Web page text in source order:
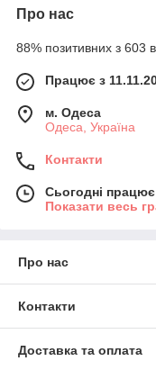
Про нас
88% позитивних з 603
Працює з
м. Одеса
Одеса, Україна
Контакти
Сьогодні
Показати весь
Про нас
Контакти
Доставка та оплата